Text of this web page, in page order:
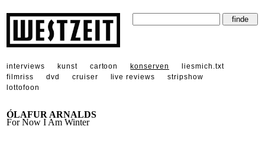
interviews kunst cartoon konserven
liesmich.txt
filmriss
dvd cruiser live reviews
stripshow
lottofoon
ÓLAFUR ARNALDS
For Now I Am Winter